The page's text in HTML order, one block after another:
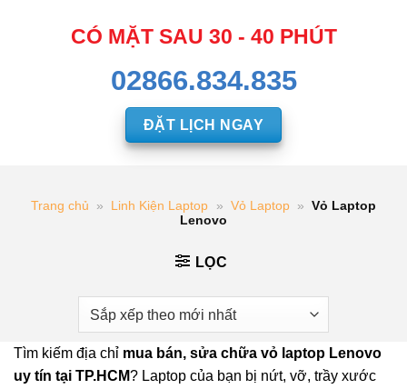
CÓ MẶT SAU 30 - 40 PHÚT
02866.834.835
ĐẶT LỊCH NGAY
Trang chủ » Linh Kiện Laptop » Vỏ Laptop » Vỏ Laptop
Lenovo
LỌC
Tìm kiếm địa chỉ mua bán, sửa chữa vỏ laptop Lenovo
uy tín tại TP.HCM? Laptop của bạn bị nứt, vỡ, trầy xước